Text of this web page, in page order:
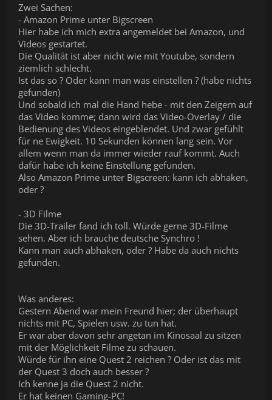
Zwei Sachen:
- Amazon Prime unter Bigscreen
Hier habe ich mich extra angemeldet bei Amazon, und
Videos gestartet.
Die Qualität ist aber nicht wie mit Youtube, sondern
ziemlich schlecht.
Ist das so ? Oder kann man was einstellen ? (habe nichts
gefunden)
Und sobald ich mal die Hand hebe - mit den Zeigern auf
das Video komme; dann wird das Video-Overlay / die
Bedienung des Videos eingeblendet. Und zwar gefühlt
für ne Ewigkeit. 10 Sekunden können lang sein. Vor
allem wenn man da immer wieder rauf kommt. Auch
dafür habe ich keine Einstellung gefunden.
Also Amazon Prime unter Bigscreen: kann ich abhaken,
oder ?
- 3D Filme
Die 3D-Trailer fand ich toll. Würde gerne 3D-Filme
sehen. Aber ich brauche deutsche Synchro !
Kann man auch abhaken, oder ? Habe da auch nichts
gefunden.
Was anderes:
Gestern Abend war mein Freund hier; der überhaupt
nichts mit PC, Spielen usw. zu tun hat.
Er war aber davon sehr angetan im Kinosaal zu sitzen
mit der Möglichkeit Filme zu schauen.
Würde für ihn eine Quest 2 reichen ? Oder ist das mit
der Quest 3 doch auch besser ?
Ich kenne ja die Quest 2 nicht.
Er hat keinen Gaming-PC!